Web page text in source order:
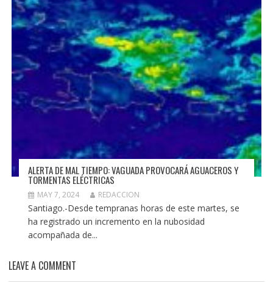
ALERTA DE MAL TIEMPO: VAGUADA PROVOCARÁ AGUACEROS Y
TORMENTAS ELÉCTRICAS
MAY 7, 2024 REDACCION
Santiago.-Desde tempranas horas de este martes, se
ha registrado un incremento en la nubosidad
acompañada de...
LEAVE A COMMENT